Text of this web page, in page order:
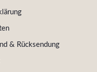
& Rücksendung